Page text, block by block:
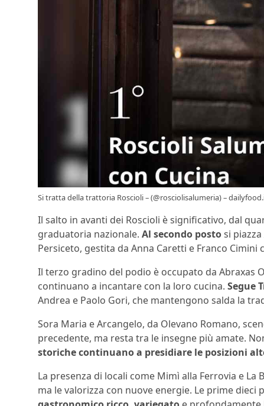
Si tratta della trattoria Roscioli – (@rosciolisalumeria) –
Il salto in avanti dei Roscioli è significativo, dal
graduatoria nazionale. Al secondo postosi
Persiceto, gestita da Anna Caretti e Franco Cimini
Il terzo gradino del podio è occupato da Abraxas
continuano a incantare con la loro cucina. Segue
Andrea e Paolo Gori, che mantengono salda la
Sora Maria e Arcangelo, da Olevano Romano,
precedente, ma resta tra le insegne più amate.
storiche continuano a presidiare le posizioni
La presenza di locali come Mimì alla Ferrovia e La
ma le valorizza con nuove energie. Le prime dieci